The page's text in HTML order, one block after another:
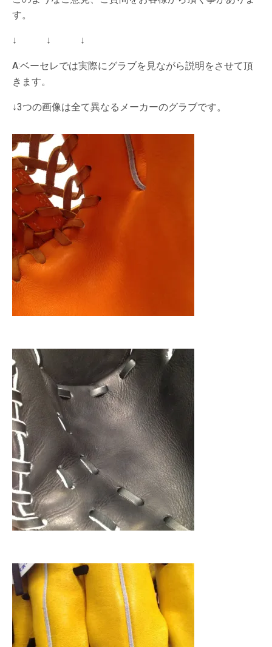
す。
↓ ↓ ↓
A:ベーセレでは実際にグラブを見ながら説明をさせて頂
きます。
↓3つの画像は全て異なるメーカーのグラブです。